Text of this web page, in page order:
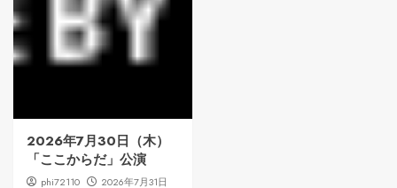
2026年7月30日（木）
「ここからだ」公演
phi72110 2026年7月31日